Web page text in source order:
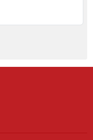
tela inicial